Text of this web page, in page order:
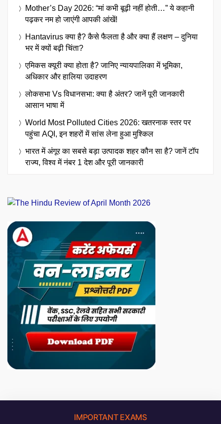
Mother’s Day 2026: “मां कभी बूढ़ी नहीं होती…” ये कहानी
पढ़कर नम हो जाएंगी आपकी आंखें!
Hantavirus क्या है? कैसे फैलता है और क्या हैं लक्षण – दुनिया
भर में क्यों बढ़ी चिंता?
एमिकस क्यूरी क्या होता है? जानिए न्यायपालिका में भूमिका,
अधिकार और हालिया उदाहरण
लोकसभा Vs विधानसभा: क्या है अंतर? जानें पूरी जानकारी
आसान भाषा में
World Most Polluted Cities 2026: खतरनाक स्तर पर
पहुंचा AQI, इन शहरों में सांस लेना हुआ मुश्किल
भारत में अंगूर का सबसे बड़ा उत्पादक शहर कौन सा है? जानें टॉप
राज्य, विश्व में नंबर 1 देश और पूरी जानकारी
IMPORTANT EXAMS